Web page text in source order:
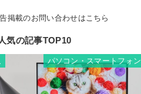
掲載のお問い合わせはこちら
気の記事TOP10
パソコン・スマートフォン